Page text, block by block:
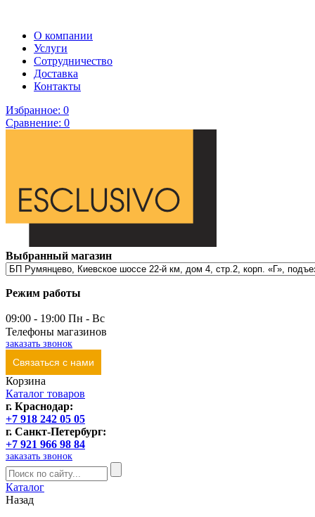
О компании
Услуги
Сотрудничество
Доставка
Контакты
Избранное: 0
Сравнение: 0
Выбранный магазин
Режим работы
09:00 - 19:00 Пн - Вс
Телефоны магазинов
заказать звонок
Связаться с нами
Корзина
Каталог товаров
г. Краснодар:
+7 918 242 05 05
г. Санкт-Петербург:
+7 921 966 98 84
заказать звонок
Каталог
Назад